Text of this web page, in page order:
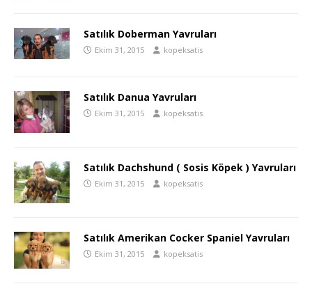
Satılık Doberman Yavruları
Ekim 31, 2015 kopeksatis
Satılık Danua Yavruları
Ekim 31, 2015 kopeksatis
Satılık Dachshund ( Sosis Köpek ) Yavruları
Ekim 31, 2015 kopeksatis
Satılık Amerikan Cocker Spaniel Yavruları
Ekim 31, 2015 kopeksatis